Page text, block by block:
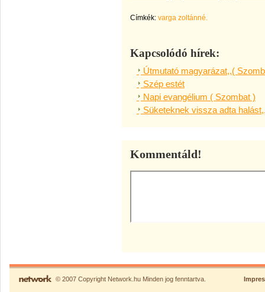
Címkék: varga zoltánné.
Kapcsolódó hírek:
Útmutató magyarázat,,(
Szép estét
Napi evangélium ( Szombat )
Süketeknek vissza adta
Kommentáld!
© 2007 Copyright Network.hu Minden jog fenntartva.